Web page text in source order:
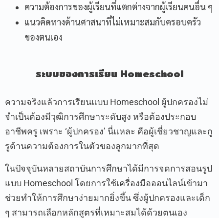
ความต้องการของผู้เรียนที่แตกต่างจากผู้เรียนคนอื่น ๆ
แนวคิดทางด้านศาสนาที่ไม่เหมาะสมกับครอบครัว
ของตนเอง
ระบบของการเรียน Homeschool
ความจริงแล้วการเรียนแบบ Homeschool ผู้ปกครองไม่
จำเป็นต้องมีวุฒิการศึกษาระดับสูง หรือต้องประกอบ
อาชีพครู เพราะ ‘ผู้ปกครอง’ นี่แหละ คือผู้เชี่ยวชาญและกู
รูด้านความต้องการในตัวของลูกมากที่สุด
ในปัจจุบันหลายสถาบันการศึกษาได้มีการจดการสอนรูป
แบบ Homeschool โดยการใช้เครื่องมือออนไลน์เข้ามา
ช่วยทำให้การศึกษาง่ายมากยิ่งขึ้น ซึ่งผู้ปกครองและเด็ก
ๆ สามารถเลือกหลักสูตรที่เหมาะสมได้ด้วยตนเอง